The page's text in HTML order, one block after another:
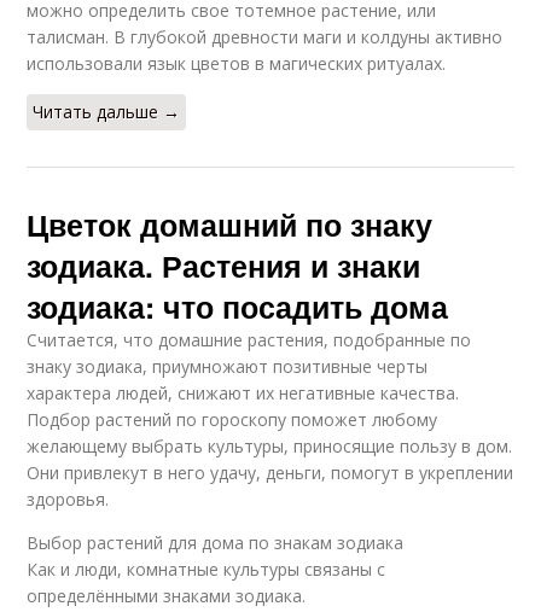
можно определить свое тотемное растение, или
талисман. В глубокой древности маги и колдуны активно
использовали язык цветов в магических ритуалах.
Читать дальше →
Цветок домашний по знаку
зодиака. Растения и знаки
зодиака: что посадить дома
Считается, что домашние растения, подобранные по
знаку зодиака, приумножают позитивные черты
характера людей, снижают их негативные качества.
Подбор растений по гороскопу поможет любому
желающему выбрать культуры, приносящие пользу в дом.
Они привлекут в него удачу, деньги, помогут в укреплении
здоровья.
Выбор растений для дома по знакам зодиака
Как и люди, комнатные культуры связаны с
определёнными знаками зодиака.